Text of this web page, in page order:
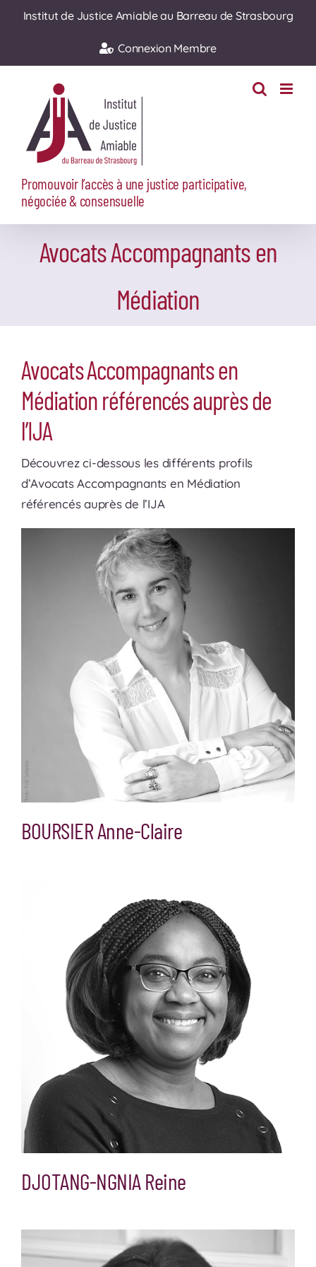
PasserInstitut de Justice Amiable au Barreau de Strasbourg
Connexion Membre
Promouvoir l’accès à une justice participative,
négociée & consensuelle
Avocats Accompagnants en
Médiation
Avocats Accompagnants en
Médiation référencés auprès de
l’IJA
Découvrez ci-dessous les différents profils
d’Avocats Accompagnants en Médiation
référencés auprès de l’IJA
BOURSIER Anne-Claire
DJOTANG-NGNIA Reine